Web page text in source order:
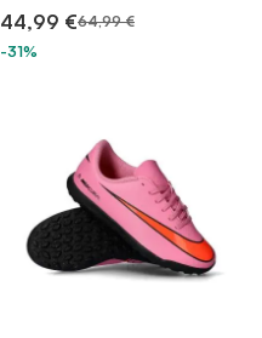
44,99 €64,99 €
-31%